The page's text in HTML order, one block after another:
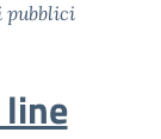
pubblici